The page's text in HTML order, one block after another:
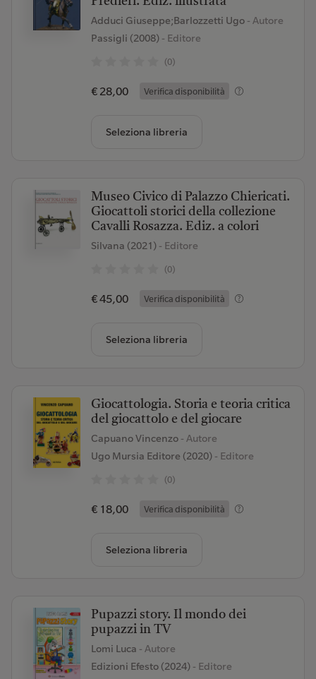
Adduci Giuseppe;Barlozzetti Ugo - Autore
Passigli (2008)- Editore
(0)
€ 28,00 Verifica disponibilità
Seleziona libreria
Museo Civico di Palazzo Chiericati.
Giocattoli storici della collezione
Cavalli Rosazza. Ediz. a colori
Silvana (2021)- Editore
(0)
€ 45,00 Verifica disponibilità
Seleziona libreria
Giocattologia. Storia e teoria critica
del giocattolo e del giocare
Capuano Vincenzo - Autore
Ugo Mursia Editore (2020)- Editore
(0)
€ 18,00 Verifica disponibilità
Seleziona libreria
Pupazzi story. Il mondo dei
pupazzi in TV
Lomi Luca - Autore
Edizioni Efesto (2024)- Editore